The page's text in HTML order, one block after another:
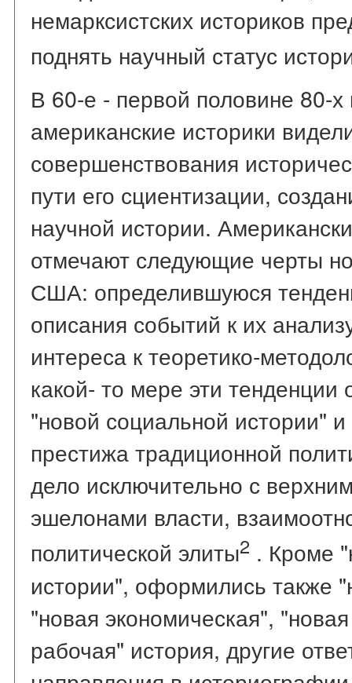
немарксистских историков
поднять научный статус
В 60-е - первой половине 80-х
американские историки
совершенствования
пути его сциентизации,
научной истории.
отмечают следующие черты
США: определившуюся
описания событий к их
интереса к теоретико-
какой- то мере эти тенденции
"новой социальной истории"
престижа традиционной
дело исключительно с
эшелонами власти,
политической элиты2 . Кроме
истории", оформились также
"новая экономическая",
рабочая" история, другие